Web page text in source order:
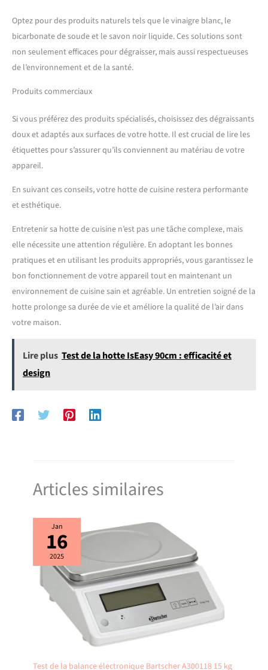
Optez pour des produits naturels tels que le vinaigre blanc, le
bicarbonate de soude et le savon noir liquide. Ces solutions sont
non seulement efficaces pour dégraisser, mais aussi respectueuses
de l’environnement et de la santé.
Produits commerciaux
Si vous préférez des produits spécialisés, choisissez des dégraissants
doux et adaptés aux surfaces de votre hotte. Il est crucial de lire les
étiquettes pour s’assurer qu’ils conviennent au matériau de votre
appareil.
En suivant ces conseils, votre hotte de cuisine restera performante
et esthétique.
Entretenir sa hotte de cuisine n’est pas une tâche complexe, mais
elle nécessite une attention régulière. En adoptant les bonnes
pratiques et en utilisant les produits appropriés, vous garantissez le
bon fonctionnement de votre appareil tout en maintenant un
environnement de cuisine sain et agréable. Un entretien soigné de la
hotte prolonge sa durée de vie et améliore la qualité de l’air dans
votre maison.
Lire plus Test de la hotte IsEasy 90cm : efficacité et
design
Articles similaires
Jan
16
2025
Test de la balance électronique Bartscher A300118 15 kg